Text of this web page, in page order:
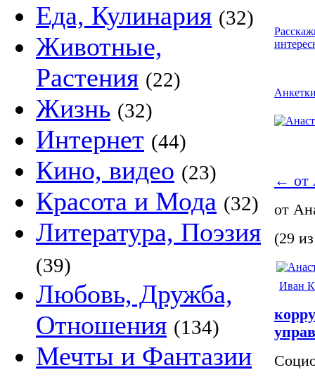
Еда, Кулинария (32)
Животные,
Растения (22)
Жизнь (32)
Интернет (44)
Кино, видео (23)
Красота и Мода (32)
Литература, Поэзия
(39)
Любовь, Дружба,
Отношения (134)
Мечты и Фантазии
← от
от
(29
Иван